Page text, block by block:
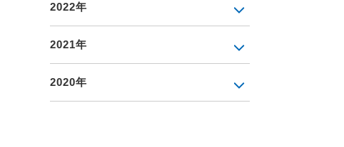
2022年
2021年
2020年